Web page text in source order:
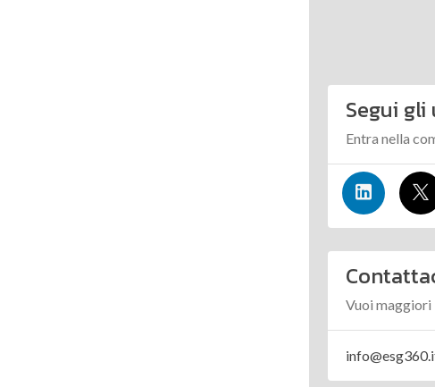
Segui
Entra nella
Vuoi